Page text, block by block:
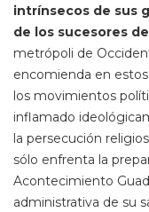
intrínsecos de sus
de los sucesores
metrópoli de
encomienda en
los movimientos
inflamado
la persecución
sólo enfrenta la
Acontecimiento
administrativa de su